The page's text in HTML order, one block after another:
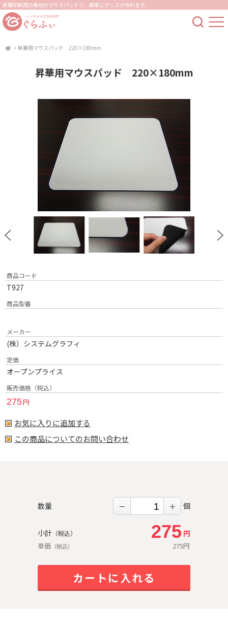
昇華印刷用の無地のマウスパッドで、簡単にグッズが作れます。
> 昇華用マウスパッド 220×180mm
昇華用マウスパッド 220×180mm
商品コード
T927
商品型番
メーカー
(株）システムグラフィ
定価
オープンプライス
販売価格（税込）
275円
お気に入りに追加する
この商品についてのお問い合わせ
数量 － ＋ 個
小計 （税込） 275 円
単価 （税込） 275円
カートに入れる